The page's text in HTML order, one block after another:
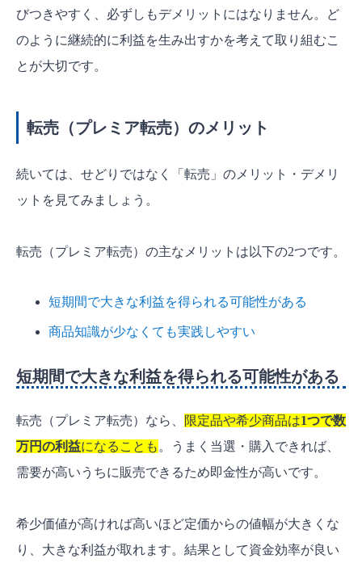
びつきやすく、必ずしもデメリットにはなりません。ど
のように継続的に利益を生み出すかを考えて取り組むこ
とが大切です。
転売（プレミア転売）のメリット
続いては、せどりではなく「転売」のメリット・デメリ
ットを見てみましょう。
転売（プレミア転売）の主なメリットは以下の2つです。
短期間で大きな利益を得られる可能性がある
商品知識が少なくても実践しやすい
短期間で大きな利益を得られる可能性がある
転売（プレミア転売）なら、 限定品や希少商品は1つで数
万円の利益になることも 。うまく当選・購入できれば、
需要が高いうちに販売できるため即金性が高いです。
希少価値が高ければ高いほど定価からの値幅が大きくな
り、大きな利益が取れます。結果として資金効率が良い